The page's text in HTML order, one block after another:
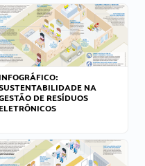
INFOGRÁFICO:
NA
DE RESÍDUOS
ELETRÔNICOS